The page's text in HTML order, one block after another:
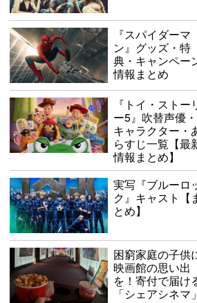
『スパイダーマ
ン』グッズ・特
典・キャンペー
情報まとめ
『トイ・ストー
ー5』吹替声優・
キャラクター・
らすじ一覧【最
情報まとめ】
実写『ブルーロ
ク』キャスト【
とめ】
困窮家庭の子供
映画館の思い出
を！寄付で届け
「シェアシネマ」